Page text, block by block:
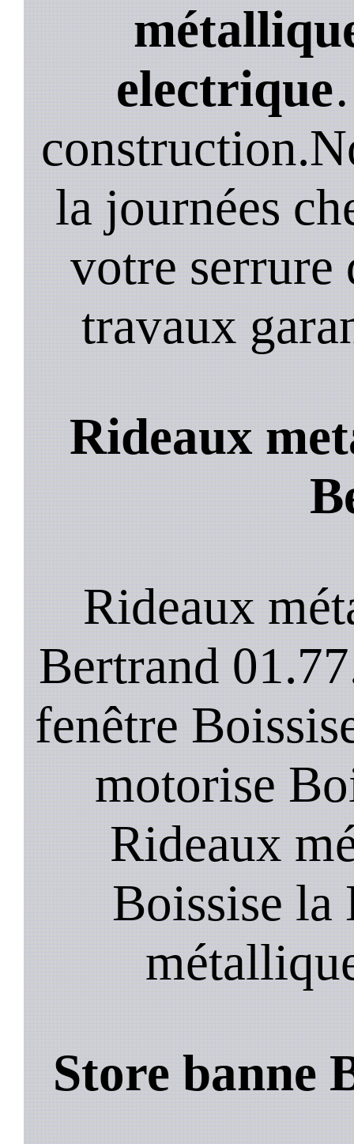
electrique
la journées
votre serrure
travaux
Rideaux
Rideaux
Bertrand
fenêtre
motorise
Rideaux
Boissise la
Store banne